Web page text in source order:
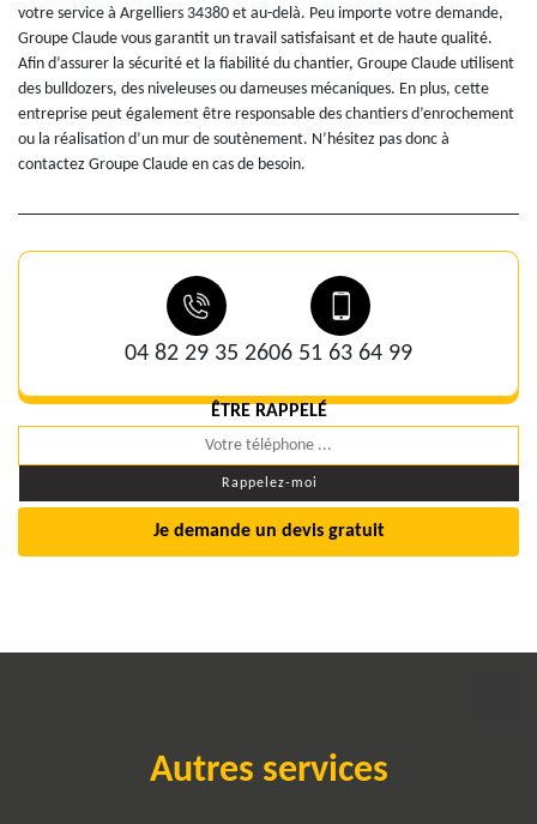
votre service à Argelliers 34380 et au-delà. Peu importe votre demande,
Groupe Claude vous garantit un travail satisfaisant et de haute qualité.
Afin d’assurer la sécurité et la fiabilité du chantier, Groupe Claude utilisent
des bulldozers, des niveleuses ou dameuses mécaniques. En plus, cette
entreprise peut également être responsable des chantiers d’enrochement
ou la réalisation d’un mur de soutènement. N’hésitez pas donc à
contactez Groupe Claude en cas de besoin.
04 82 29 35 2606 51 63 64 99
ÊTRE RAPPELÉ
Je demande un devis gratuit
Autres services